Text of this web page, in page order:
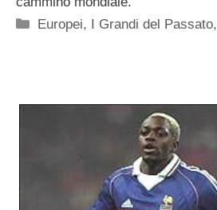
Categorie
Europei, I Grandi del Passato,